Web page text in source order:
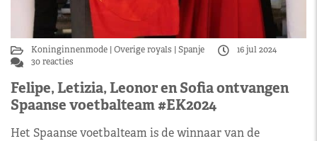
Koninginnenmode Overige royals Spanje
16 jul 2024
30 reacties
Felipe, Letizia, Leonor en Sofia ontvangen
Spaanse voetbalteam #EK2024
Het Spaanse voetbalteam is de winnaar van de